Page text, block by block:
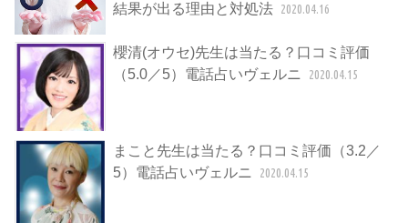
結果が出る理由と対処法 2020.04.16
櫻清(オウセ)先生は当たる？口コミ評価
（5.0／5）電話占いヴェルニ
2020.04.15
まこと先生は当たる？口コミ評価（3.2／
5）電話占いヴェルニ
2020.04.15